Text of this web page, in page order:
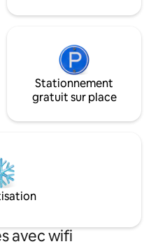
si
Stationnement
gratuit sur place
avec wifi